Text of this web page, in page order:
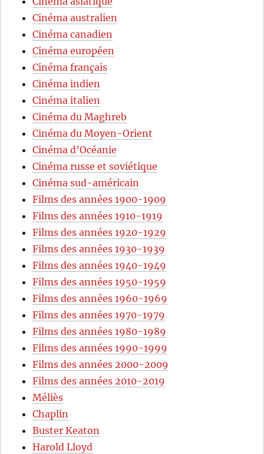
Cinéma australien
Cinéma canadien
Cinéma européen
Cinéma français
Cinéma indien
Cinéma italien
Cinéma du Maghreb
Cinéma du Moyen-Orient
Cinéma d’Océanie
Cinéma russe et soviétique
Cinéma sud-américain
Films des années 1900-1909
Films des années 1910-1919
Films des années 1920-1929
Films des années 1930-1939
Films des années 1940-1949
Films des années 1950-1959
Films des années 1960-1969
Films des années 1970-1979
Films des années 1980-1989
Films des années 1990-1999
Films des années 2000-2009
Films des années 2010-2019
Méliès
Chaplin
Buster Keaton
Harold Lloyd